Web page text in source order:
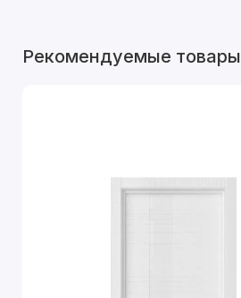
Рекомендуемые товары